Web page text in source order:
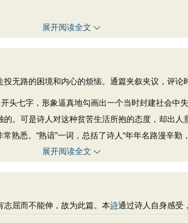
展开阅读全文
路的困境和内心的烦恼。通篇夹叙夹议，评论
七字，形象逼真地勾画出一个当时封建社会中
。可是诗人对这种贫苦生活所抱的态度，却出
熟悉。“熟谙”一词，总括了诗人“年年名路漫辛
展开阅读全文
志屈而不能伸，故为此篇。本诗通过诗人自身感受